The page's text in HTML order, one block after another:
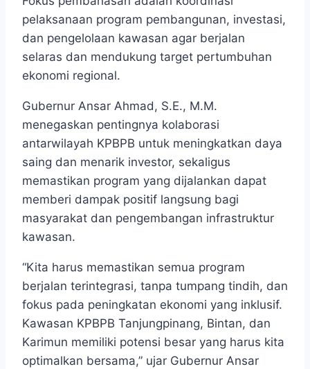
pelaksanaan program pembangunan, investasi,
dan pengelolaan kawasan agar berjalan
selaras dan mendukung target pertumbuhan
ekonomi regional.
Gubernur Ansar Ahmad, S.E., M.M.
menegaskan pentingnya kolaborasi
antarwilayah KPBPB untuk meningkatkan daya
saing dan menarik investor, sekaligus
memastikan program yang dijalankan dapat
memberi dampak positif langsung bagi
masyarakat dan pengembangan infrastruktur
kawasan.
“Kita harus memastikan semua program
berjalan terintegrasi, tanpa tumpang tindih, dan
fokus pada peningkatan ekonomi yang inklusif.
Kawasan KPBPB Tanjungpinang, Bintan, dan
Karimun memiliki potensi besar yang harus kita
optimalkan bersama,” ujar Gubernur Ansar